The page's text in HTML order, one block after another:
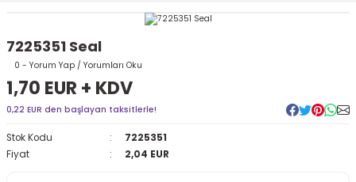
Ark Kaynağı Robotları
Boya Robotları
7225351 Seal
0 - Yorum Yap / Yorumları Oku
1,70 EUR + KDV
0,22 EUR den başlayan taksitlerle!
Stok Kodu
7225351
Fiyat
2,04 EUR